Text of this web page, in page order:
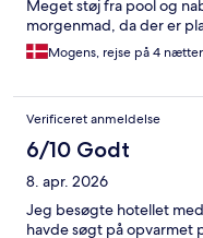
Meget støj fra pool og
morgenmad, da der er
Mogens, rejse på 4 nætter
Verificeret anmeldelse
6/10 Godt
8. apr. 2026
Jeg besøgte hotellet
havde søgt på opvarmet